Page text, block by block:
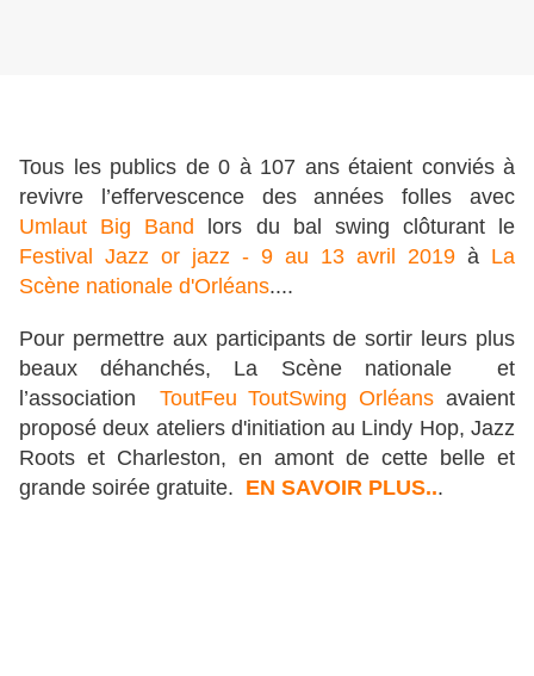
Tous les publics de 0 à 107 ans étaient conviés à
revivre l’effervescence des années folles avec
Umlaut Big Band
lors du bal swing clôturant le
Festival Jazz or jazz - 9 au 13 avril 2019 à La
Scène nationale d'Orléans....
Pour permettre aux participants de sortir leurs plus
beaux déhanchés, La Scène nationale et
l’association ToutFeu ToutSwing Orléans avaient
proposé deux ateliers d'initiation au Lindy Hop, Jazz
Roots et Charleston, en amont de cette belle et
grande soirée gratuite. EN SAVOIR PLUS...